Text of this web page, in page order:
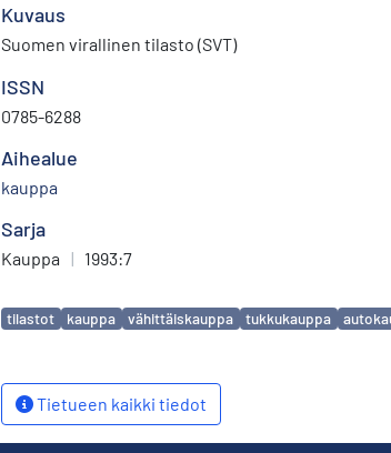
Kuvaus
Suomen virallinen tilasto (SVT)
ISSN
0785-6288
Aihealue
kauppa
Sarja
Kauppa | 1993:7
Avainsanat
tilastot kauppa vähittäiskauppa tukkukauppa
Tietueen kaikki tiedot